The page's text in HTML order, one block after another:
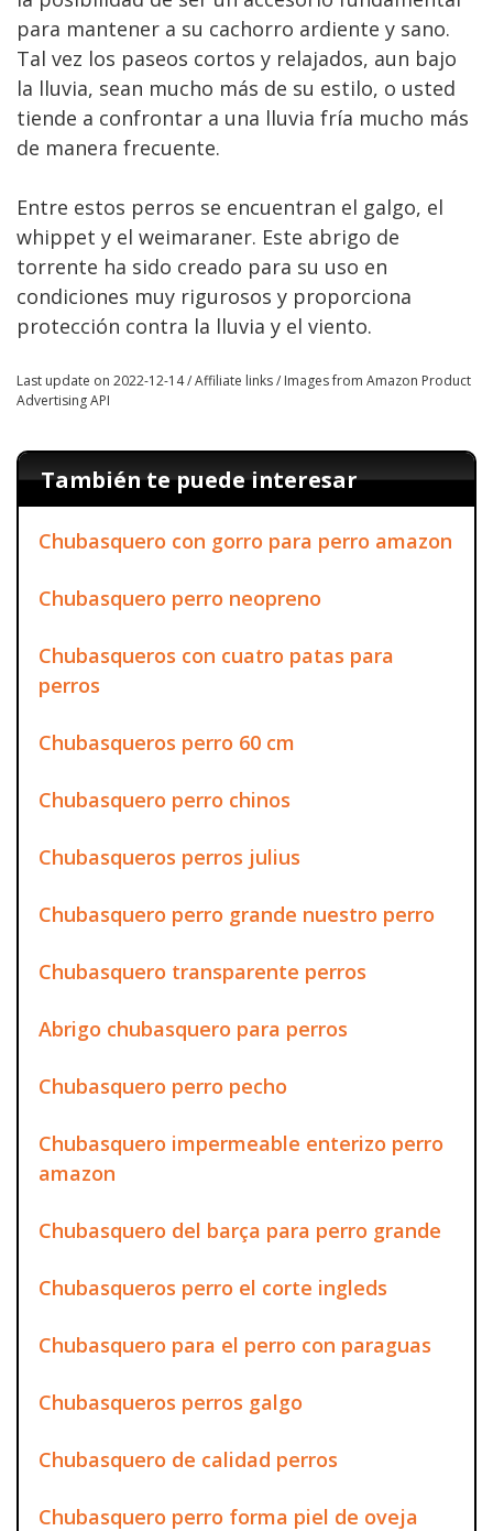
para mantener a su cachorro ardiente y sano.
Tal vez los paseos cortos y relajados, aun bajo
la lluvia, sean mucho más de su estilo, o usted
tiende a confrontar a una lluvia fría mucho más
de manera frecuente.
Entre estos perros se encuentran el galgo, el
whippet y el weimaraner. Este abrigo de
torrente ha sido creado para su uso en
condiciones muy rigurosos y proporciona
protección contra la lluvia y el viento.
Last update on 2022-12-14 / Affiliate links / Images from Amazon Product
Advertising API
También te puede interesar
Chubasquero con gorro para perro amazon
Chubasquero perro neopreno
Chubasqueros con cuatro patas para
perros
Chubasqueros perro 60 cm
Chubasquero perro chinos
Chubasqueros perros julius
Chubasquero perro grande nuestro perro
Chubasquero transparente perros
Abrigo chubasquero para perros
Chubasquero perro pecho
Chubasquero impermeable enterizo perro
amazon
Chubasquero del barça para perro grande
Chubasqueros perro el corte ingleds
Chubasquero para el perro con paraguas
Chubasqueros perros galgo
Chubasquero de calidad perros
Chubasquero perro forma piel de oveja